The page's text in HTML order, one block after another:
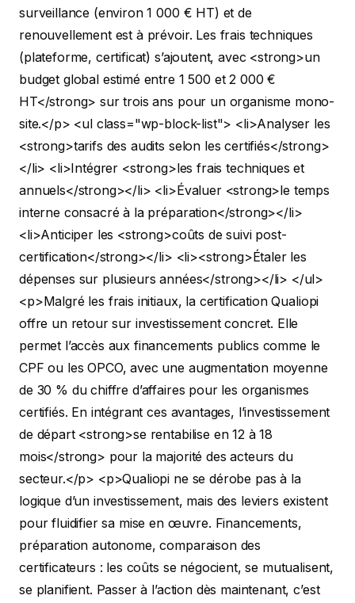
surveillance (environ 1 000 € HT) et de
renouvellement est à prévoir. Les frais techniques
(plateforme, certificat) s’ajoutent, avec <strong>un
budget global estimé entre 1 500 et 2 000 €
HT</strong> sur trois ans pour un organisme mono-
site.</p> <ul class="wp-block-list"> <li>Analyser les
<strong>tarifs des audits selon les certifiés</strong>
</li> <li>Intégrer <strong>les frais techniques et
annuels</strong></li> <li>Évaluer <strong>le temps
interne consacré à la préparation</strong></li>
<li>Anticiper les <strong>coûts de suivi post-
certification</strong></li> <li><strong>Étaler les
dépenses sur plusieurs années</strong></li> </ul>
<p>Malgré les frais initiaux, la certification Qualiopi
offre un retour sur investissement concret. Elle
permet l’accès aux financements publics comme le
CPF ou les OPCO, avec une augmentation moyenne
de 30 % du chiffre d’affaires pour les organismes
certifiés. En intégrant ces avantages, l’investissement
de départ <strong>se rentabilise en 12 à 18
mois</strong> pour la majorité des acteurs du
secteur.</p> <p>Qualiopi ne se dérobe pas à la
logique d’un investissement, mais des leviers existent
pour fluidifier sa mise en œuvre. Financements,
préparation autonome, comparaison des
certificateurs : les coûts se négocient, se mutualisent,
se planifient. Passer à l’action dès maintenant, c’est